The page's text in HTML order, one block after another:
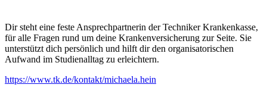
Dir steht eine feste Ansprechpartnerin der Techniker Krankenkasse,
für alle Fragen rund um deine Krankenversicherung zur Seite. Sie
unterstützt dich persönlich und hilft dir den organisatorischen
Aufwand im Studienalltag zu erleichtern.
https://www.tk.de/kontakt/michaela.hein